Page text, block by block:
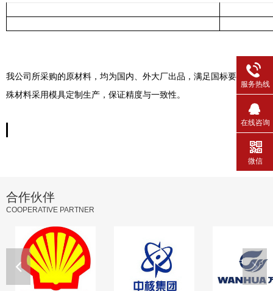
我公司所采购的原材料，均为国内、外大厂出品，满足国标要求。特
殊材料采用模具定制生产，保证精度与一致性。
合作伙伴
COOPERATIVE PARTNER
服务热线
在线咨询
微信